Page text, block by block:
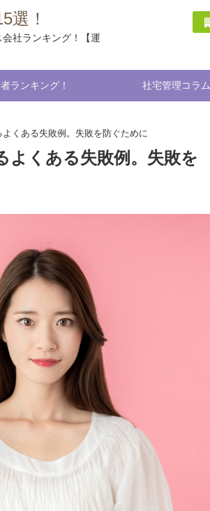
選！
社ランキング！【運
ランキング！ 社宅管理コラム
くある失敗例。失敗を防ぐために
よくある失敗例。失敗を